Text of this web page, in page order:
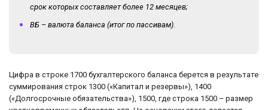
срок которых составляет более 12 месяцев;
ВБ – валюта баланса (итог по пассивам).
Цифра в строке 1700 бухгалтерского баланса берется в результате
суммирования строк 1300 («Капитал и резервы»), 1400
(«Долгосрочные обязательства»), 1500, где строка 1500 – размер